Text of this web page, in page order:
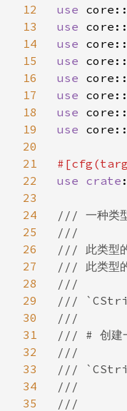
12
13
14
15
16
17
18
19
20
21
22
23
24
25
26
27
28
29
30
31
32
33
34
35
use
use
use
use
use
use
use
use
use crate
/// 一种类
///
/// 此类型
/// 此类型
///
///
///
/// # 创建
///
///
///
///